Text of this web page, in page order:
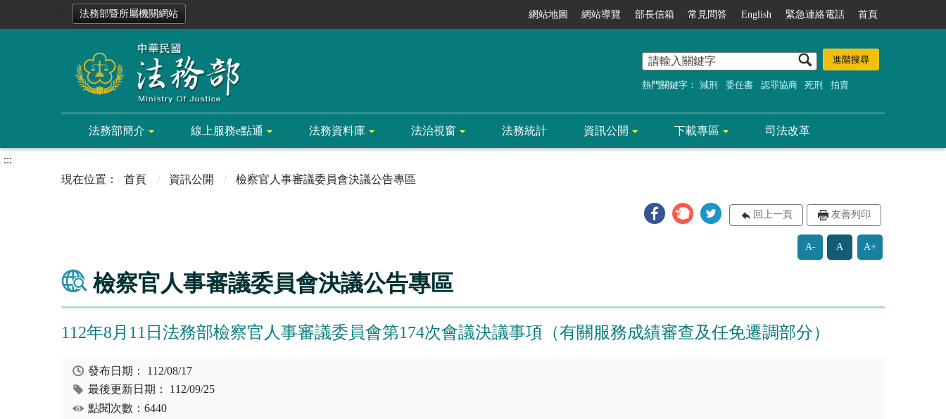
法務部暨所屬機關網站 網站地圖 網站導覽 部長信箱 常見問答 English 緊急連絡電話 首頁
熱門關鍵字： 減刑 委任書 認罪協商 死刑 拍賣
法務部簡介 線上服務e點通 法務資料庫 法治視窗 法務統計 資訊公開 下載專區 司法改革
:::
首頁
資訊公開 檢察官人事審議委員會決議公告專區
回上一頁 友善列印
A- A A+
檢察官人事審議委員會決議公告專區
112年8月11日法務部檢察官人事審議委員會第174次會議決議事項（有關服務成績審查及任免遷調部分）
發布日期： 112/08/17
最後更新日期： 112/09/25
點閱次數：6440